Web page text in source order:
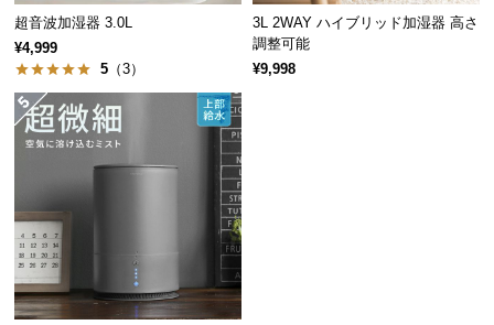
ン
セ
ル
つ
い
保
証
に
つ
い
超音波加湿器 3.0L
¥4,999
5 （3）
3L 2WAY ハイブリッド加湿器 高さ
調整可能
¥9,998